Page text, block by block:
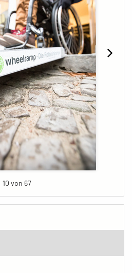
10 von 67